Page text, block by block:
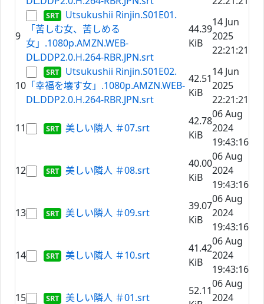
9
Utsukushii Rinjin.S01E01.
「苦しむ女、苦しめる
女」.1080p.AMZN.WEB-
DL.DDP2.0.H.264-RBR.JPN.srt
44.39
KiB
14 Jun
2025
22:21:21
10
Utsukushii Rinjin.S01E02.
「幸福を壊す女」.1080p.AMZN.WEB-
DL.DDP2.0.H.264-RBR.JPN.srt
42.51
KiB
14 Jun
2025
22:21:21
11 美しい隣人 ＃07.srt
42.78
KiB
06 Aug
2024
19:43:16
12 美しい隣人 ＃08.srt
40.00
KiB
06 Aug
2024
19:43:16
13 美しい隣人 ＃09.srt
39.07
KiB
06 Aug
2024
19:43:16
14 美しい隣人 ＃10.srt
41.42
KiB
06 Aug
2024
19:43:16
15 美しい隣人 ＃01.srt
52.11
06 Aug
2024